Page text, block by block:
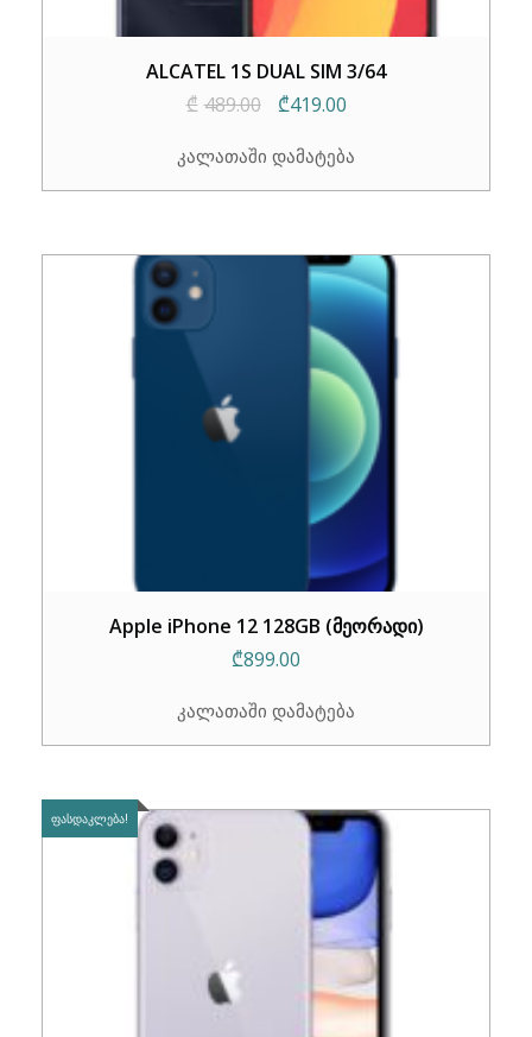
ALCATEL 1S DUAL SIM 3/64
₾ 489.00
Original
was:
₾419.00Current
is:
კალათაში დამატება
Apple iPhone 12 128GB (მეორადი)
₾899.00
კალათაში დამატება
ᲤᲐᲡᲓᲐᲙᲚᲔᲑᲐ!